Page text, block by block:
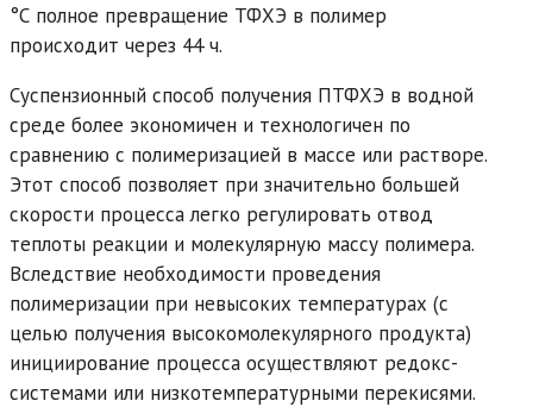
°С полное превращение ТФХЭ в полимер
происходит через 44 ч.
Суспензионный способ получения ПТФХЭ в водной
среде более экономичен и технологичен по
сравнению с полимеризацией в массе или растворе.
Этот способ позволяет при значительно большей
скорости процесса легко регулировать отвод
теплоты реакции и молекулярную массу полимера.
Вследствие необходимости проведения
полимеризации при невысоких температурах (с
целью получения высокомолекулярного продукта)
инициирование процесса осуществляют редокс-
системами или низкотемпературными перекисями.